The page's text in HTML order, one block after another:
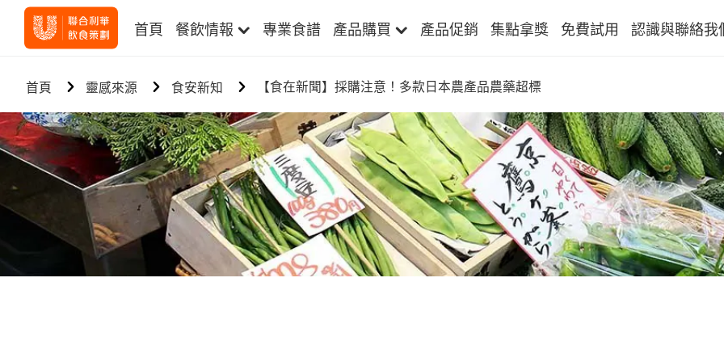
首頁 餐飲情報 專業食譜 產品購買 產品促銷 集點拿獎 免費試用 認識與聯絡我
首頁 靈感來源 食安新知 【食在新聞】採購注意！多款日本農產品農藥超標